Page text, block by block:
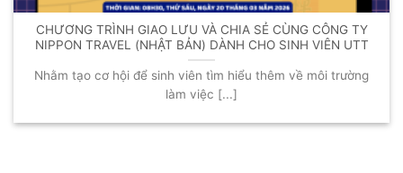
CHƯƠNG TRÌNH GIAO LƯU VÀ CHIA SẺ CÙNG CÔNG TY
NIPPON TRAVEL (NHẬT BẢN) DÀNH CHO SINH VIÊN UTT
Nhằm tạo cơ hội để sinh viên tìm hiểu thêm về môi trường
làm việc [...]